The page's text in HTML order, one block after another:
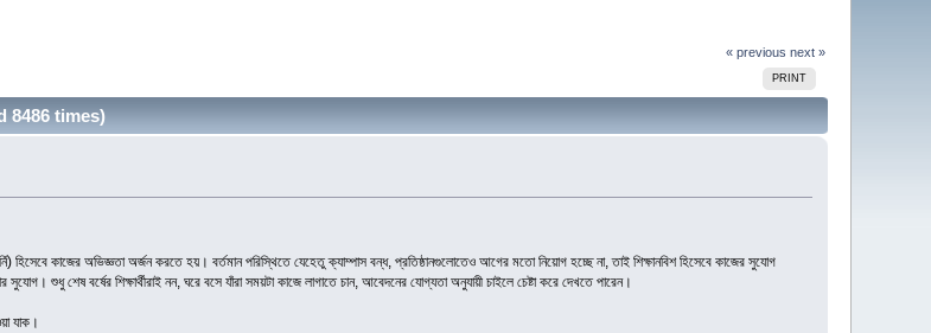
« previous next »
PRINT
8486 times)
হিসেবে কাজের অভিজ্ঞতা অর্জন করতে হয়। বর্তমান পরিস্থিতে যেহেতু ক্যাম্পাস বন্ধ, প্রতিষ্ঠানগুলোতেও আগের মতো নিয়োগ হচ্ছে না, তাই শিক্ষানবিশ হিসেবে কাজের সুযোগ
শুধু শেষ বর্ষের শিক্ষার্থীরাই নন, ঘরে বসে যাঁরা সময়টা কাজে লাগাতে চান, আবেদনের যোগ্যতা অনুযায়ী চাইলে চেষ্টা করে দেখতে পারেন।
যাক।